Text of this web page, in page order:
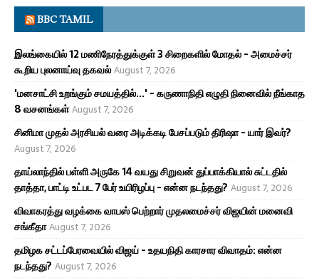
BBC TAMIL
இலங்கையில் 12 மணிநேரத்துக்குள் 3 சிறைகளில் மோதல் - அமைச்சர்
கூறிய புலனாய்வு தகவல்August 7, 2026
'மனசாட்சி உறங்கும் சமயத்தில்...' - கருணாநிதி எழுதி நினைவில் நீங்காத
8 வசனங்கள்August 7, 2026
சினிமா முதல் அரசியல் வரை அடிக்கடி பேசப்படும் திரிஷா - யார் இவர்?
August 7, 2026
தாய்லாந்தில் பள்ளி அருகே 14 வயது சிறுவன் துப்பாக்கியால் சுட்டதில்
தாத்தா, பாட்டி உட்பட 7 பேர் உயிரிழப்பு - என்ன நடந்தது? August 7, 2026
விவாகரத்து வழக்கை வாபஸ் பெற்றார் முதலமைச்சர் விஜயின் மனைவி
சங்கீதாAugust 7, 2026
தமிழக சட்டப்பேரவையில் விஜய் - உதயநிதி காரசார விவாதம்: என்ன
நடந்தது? August 7, 2026